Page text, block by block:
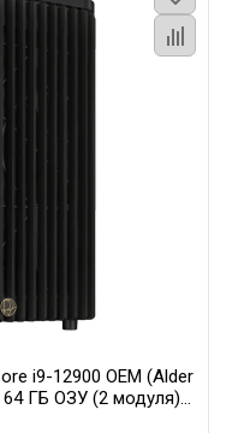
i9-12900 OEM (Alder
64 ГБ ОЗУ (2 модуля)/
GDDR7 256bit 3xDP